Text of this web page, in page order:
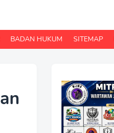
BADAN HUKUM SITEMAP